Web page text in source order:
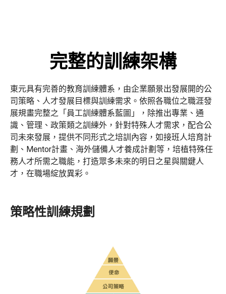
完整的訓練架構
東元具有完善的教育訓練體系，由企業願景出發展開的公
司策略、人才發展目標與訓練需求。依照各職位之職涯發
展規畫完整之「員工訓練體系藍圖」，除推出專業、通
識、管理、政策類之訓練外，針對特殊人才需求，配合公
司未來發展，提供不同形式之培訓內容，如接班人培育計
劃、Mentor計畫、海外儲備人才養成計劃等，培植特殊任
務人才所需之職能，打造眾多未來的明日之星與關鍵人
才，在職場綻放異彩。
策略性訓練規劃